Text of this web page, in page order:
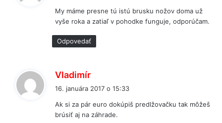
e
:
My máme presne tú istú brusku nožov doma už
vyše roka a zatiaľ v pohodke funguje, odporúčam.
Odpovedať
Vladimír
e
:
16. januára 2017 o 15:33
Ak si za pár euro dokúpiš predlžovačku tak môžeš
brúsiť aj na záhrade.